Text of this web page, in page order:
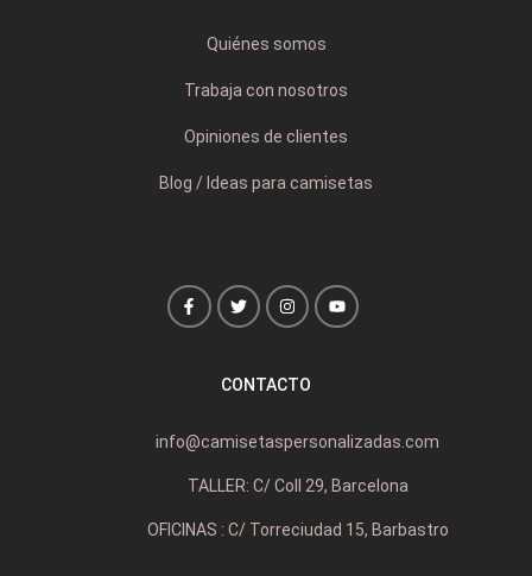
Quiénes somos
Trabaja con nosotros
Opiniones de clientes
Blog / Ideas para camisetas
CONTACTO
info@camisetaspersonalizadas.com
TALLER: C/ Coll 29, Barcelona
OFICINAS : C/ Torreciudad 15, Barbastro